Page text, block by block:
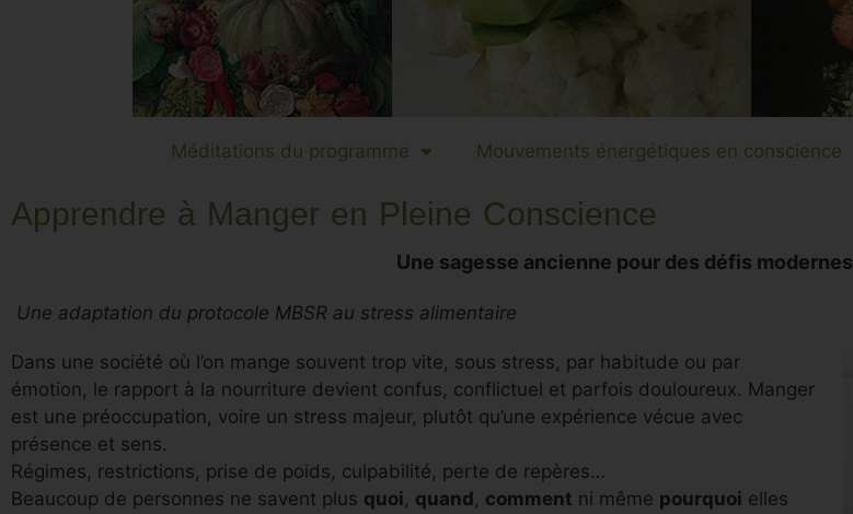
Méditations du programme Mouvements énergétiques en conscience
Apprendre à Manger en Pleine Conscience
Une sagesse ancienne pour des défis modernes
Une adaptation du protocole MBSR au stress alimentaire
Dans une société où l’on mange souvent trop vite, sous stress, par habitude ou par
émotion, le rapport à la nourriture devient confus, conflictuel et parfois douloureux. Manger
est une préoccupation, voire un stress majeur, plutôt qu’une expérience vécue avec
présence et sens.
Régimes, restrictions, prise de poids, culpabilité, perte de repères…
Beaucoup de personnes ne savent plus quoi , quand , comment ni même pourquoi elles